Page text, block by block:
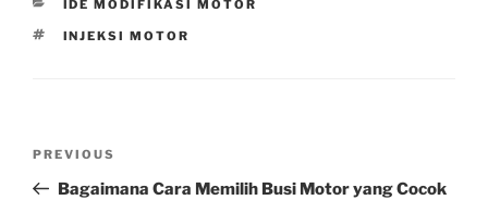
IDE MODIFIKASI MOTOR
TAGS
INJEKSI MOTOR
Previous
Post
PREVIOUS
Bagaimana Cara Memilih Busi Motor yang Cocok